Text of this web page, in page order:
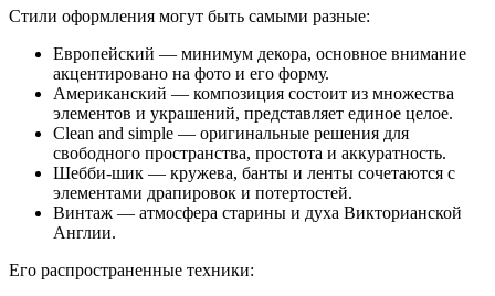
Стили оформления могут быть самыми разные:
Европейский — минимум декора, основное внимание
акцентировано на фото и его форму.
Американский — композиция состоит из множества
элементов и украшений, представляет единое целое.
Clean and simple — оригинальные решения для
свободного пространства, простота и аккуратность.
Шебби-шик — кружева, банты и ленты сочетаются с
элементами драпировок и потертостей.
Винтаж — атмосфера старины и духа Викторианской
Англии.
Его распространенные техники: